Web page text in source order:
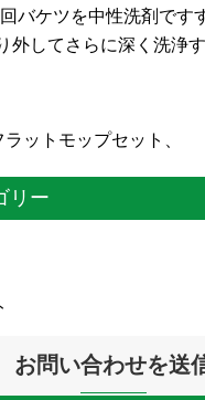
バケツを中性洗剤です
外してさらに深く洗浄
ットモップセット、
リー
お問い合わせを送